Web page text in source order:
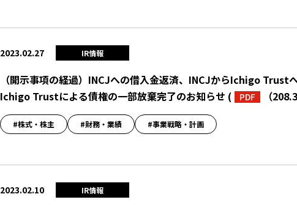
2023.02.27 IR情報
（開示事項の経過）INCJへの借入金返済、INCJからIchigo Trust
Ichigo Trustによる債権の一部放棄完了のお知らせ ( PDF （
#株式・株主 #財務・業績 #事業戦略・計画
2023.02.10 IR情報